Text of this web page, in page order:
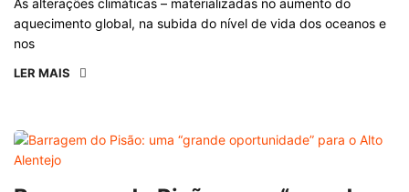
aquecimento global, na subida do nível de vida dos oceanos e
nos
LER MAIS